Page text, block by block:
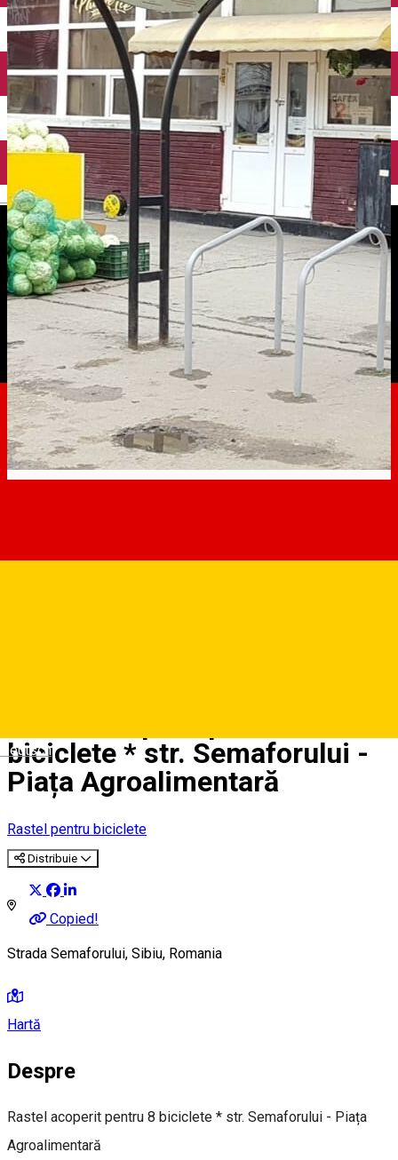
English
Deutsch
biciclete * str. Semaforului -
Piața Agroalimentară
Rastel pentru biciclete
Distribuie
Copied!
Strada Semaforului, Sibiu, Romania
Hartă
Despre
Rastel acoperit pentru 8 biciclete * str. Semaforului - Piața
Agroalimentară